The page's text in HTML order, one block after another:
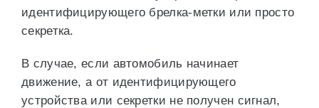
идентифицирующего брелка-метки или просто
секретка.
В случае, если автомобиль начинает
движение, а от идентифицирующего
устройства или секретки не получен сигнал,